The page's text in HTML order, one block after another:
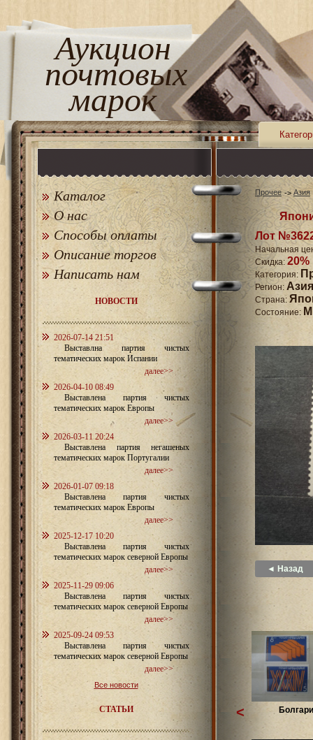
Аукцион
почтовых
марок
Каталог
О нас
Способы оплаты
Описание торгов
Написать нам
НОВОСТИ
2026-07-14 21:51
Выставлна партия чистых
тематических марок Испании
далее>>
2026-04-10 08:49
Выставлена партия чистых
тематических марок Европы
далее>>
2026-03-11 20:24
Выставлена партия негашеных
тематических марок Португалии
далее>>
2026-01-07 09:18
Выставлена партия чистых
тематических марок Европы
далее>>
2025-12-17 10:20
Выставлена партия чистых
тематических марок северной Европы
далее>>
2025-11-29 09:06
Выставлена партия чистых
тематических марок северной Европы
далее>>
2025-09-24 09:53
Выставлена партия чистых
тематических марок северной Европы
далее>>
Все новости
СТАТЬИ
Прочее Азия
Лот
Начальная
Скидка: 20%
Категория:
Регион: Азия
Страна:
Состояние:
◄ Назад
<